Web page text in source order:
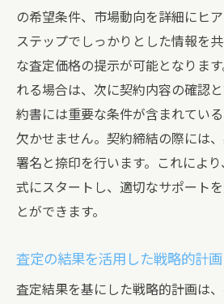
の希望条件、市場動向を詳細にヒ
ステップでしっかりとした情報を
な査定価格の提示が可能となりま
れる場合は、次に契約内容の確認
約書には重要な条件が含まれてい
欠かせません。契約締結の際には、
署名と捺印を行います。これによ
式にスタートし、適切なサポート
とができます。
査定の結果を活用した戦略的計画
査定結果を基にした戦略的計画は